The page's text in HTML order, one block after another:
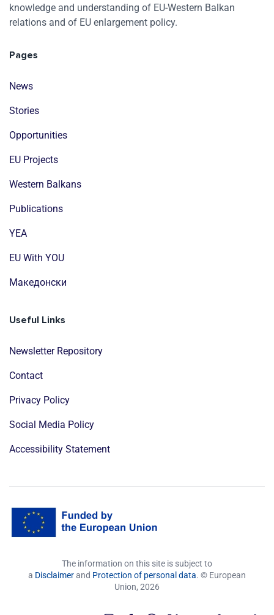
knowledge and understanding of EU-Western Balkan
relations and of EU enlargement policy.
Pages
News
Stories
Opportunities
EU Projects
Western Balkans
Publications
YEA
EU With YOU
Mакедонски
Useful Links
Newsletter Repository
Contact
Privacy Policy
Social Media Policy
Accessibility Statement
The information on this site is subject to
a Disclaimerand Protection of personal data. © European
Union, 2026